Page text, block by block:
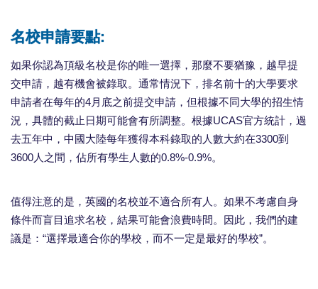
名校申請要點:
如果你認為頂級名校是你的唯一選擇，那麼不要猶豫，越早提
交申請，越有機會被錄取。通常情況下，排名前十的大學要求
申請者在每年的4月底之前提交申請，但根據不同大學的招生情
況，具體的截止日期可能會有所調整。根據UCAS官方統計，過
去五年中，中國大陸每年獲得本科錄取的人數大約在3300到
3600人之間，佔所有學生人數的0.8%-0.9%。
值得注意的是，英國的名校並不適合所有人。如果不考慮自身
條件而盲目追求名校，結果可能會浪費時間。因此，我們的建
議是：“選擇最適合你的學校，而不一定是最好的學校”。